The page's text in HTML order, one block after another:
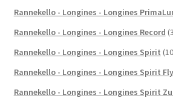
Rannekello - Longines - Longines
Rannekello - Longines - Longines Record
Rannekello - Longines - Longines Spirit
Rannekello - Longines - Longines Spirit
Rannekello - Longines - Longines Spirit